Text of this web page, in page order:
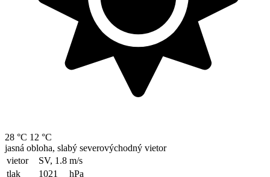
28 °C 12 °C
jasná obloha, slabý severovýchodný vietor
vietor
SV, 1.8 m/s
tlak
1021
hPa